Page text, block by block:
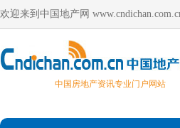
欢迎来到中国地产网
中国房地产资讯专业门户网站